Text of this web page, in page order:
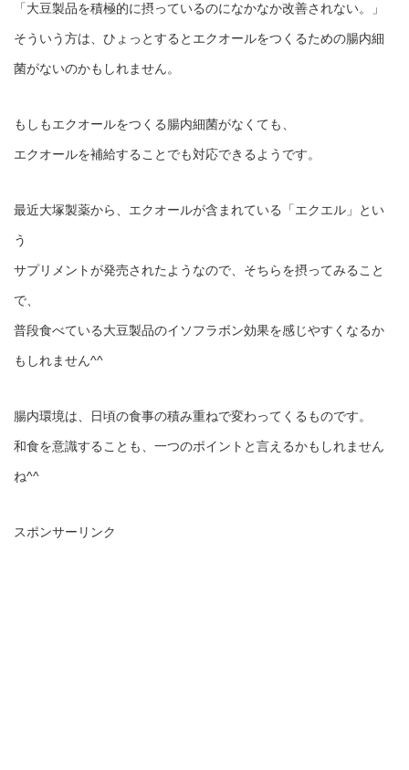
「大豆製品を積極的に摂っているのになかなか改善されない。」
そういう方は、ひょっとするとエクオールをつくるための腸内細
菌がないのかもしれません。
もしもエクオールをつくる腸内細菌がなくても、
エクオールを補給することでも対応できるようです。
最近大塚製薬から、エクオールが含まれている「エクエル」とい
う
サプリメントが発売されたようなので、そちらを摂ってみること
で、
普段食べている大豆製品のイソフラボン効果を感じやすくなるか
もしれません^^
腸内環境は、日頃の食事の積み重ねで変わってくるものです。
和食を意識することも、一つのポイントと言えるかもしれません
ね^^
スポンサーリンク